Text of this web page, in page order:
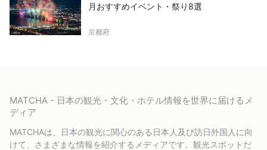
月おすすめイベント・祭り8選
京都府
MATCHA - 日本の観光・文化・ホテル情報を世界に届けるメ
ディア
MATCHAは、日本の観光に関心のある日本人及び訪日外国人に向
けて、さまざまな情報を紹介するメディアです。観光スポットだ